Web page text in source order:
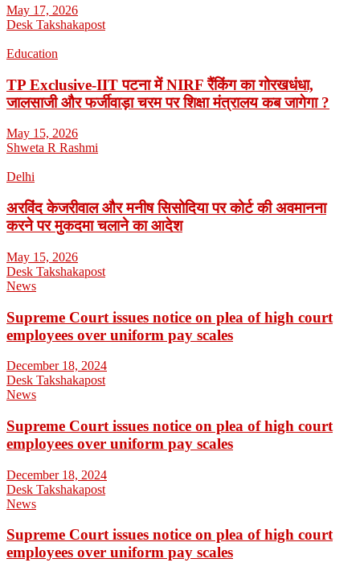
May 17, 2026
Desk Takshakapost
Education
TP Exclusive-IIT पटना में NIRF रैंकिंग का गोरखधंधा,
जालसाजी और फर्जीवाड़ा चरम पर शिक्षा मंत्रालय कब जागेगा ?
May 15, 2026
Shweta R Rashmi
Delhi
अरविंद केजरीवाल और मनीष सिसोदिया पर कोर्ट की अवमानना
करने पर मुकदमा चलाने का आदेश
May 15, 2026
Desk Takshakapost
News
Supreme Court issues notice on plea of high court
employees over uniform pay scales
December 18, 2024
Desk Takshakapost
News
Supreme Court issues notice on plea of high court
employees over uniform pay scales
December 18, 2024
Desk Takshakapost
News
Supreme Court issues notice on plea of high court
employees over uniform pay scales